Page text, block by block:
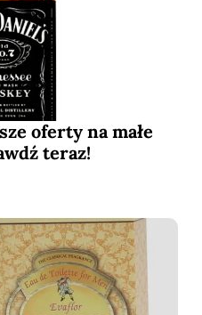
oferty na małe
teraz!